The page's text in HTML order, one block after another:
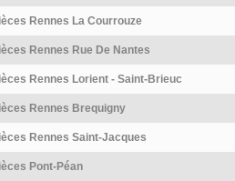
>>
Rennes La Courrouze
Rennes Rue De Nantes
Rennes Lorient - Saint-Brieuc
Rennes Brequigny
Rennes Saint-Jacques
Pont-Péan